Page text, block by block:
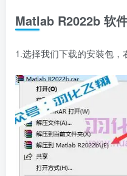
Matlab R2022b 软
1.选择我们下载的安装包，